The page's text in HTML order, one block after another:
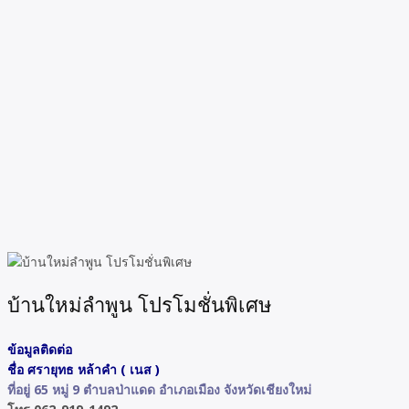
บ้านใหม่ลำพูน โปรโมชั่นพิเศษ
ข้อมูลติดต่อ
ชื่อ ศรายุทธ หล้าคำ ( เนส )
ที่อยู่ 65 หมู่ 9 ตำบลป่าแดด อำเภอเมือง จังหวัดเชียงใหม่